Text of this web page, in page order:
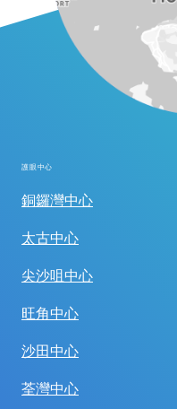
護眼中心
銅鑼灣中心
太古中心
尖沙咀中心
旺角中心
沙田中心
荃灣中心